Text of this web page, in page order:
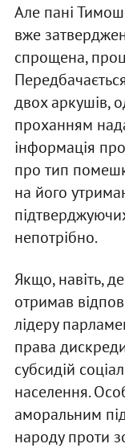
Але пані
вже
спрощена,
двох аркушів,
проханням
інформація
про тип
на його
непотрібно.
Якщо, навіть,
отримав
лідеру
права
субсидій
населення.
аморальним
народу проти